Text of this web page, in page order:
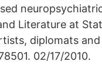
Literature at
diplomats and
02/17/2010.